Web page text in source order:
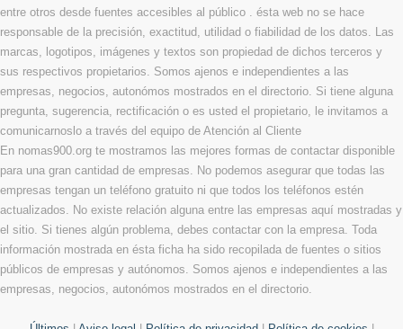
entre otros desde fuentes accesibles al público . ésta web no se hace
responsable de la precisión, exactitud, utilidad o fiabilidad de los datos. Las
marcas, logotipos, imágenes y textos son propiedad de dichos terceros y
sus respectivos propietarios. Somos ajenos e independientes a las
empresas, negocios, autonómos mostrados en el directorio. Si tiene alguna
pregunta, sugerencia, rectificación o es usted el propietario, le invitamos a
comunicarnoslo a través del equipo de Atención al Cliente
En nomas900.org te mostramos las mejores formas de contactar disponible
para una gran cantidad de empresas. No podemos asegurar que todas las
empresas tengan un teléfono gratuito ni que todos los teléfonos estén
actualizados. No existe relación alguna entre las empresas aquí mostradas y
el sitio. Si tienes algún problema, debes contactar con la empresa. Toda
información mostrada en ésta ficha ha sido recopilada de fuentes o sitios
públicos de empresas y autónomos. Somos ajenos e independientes a las
empresas, negocios, autonómos mostrados en el directorio.